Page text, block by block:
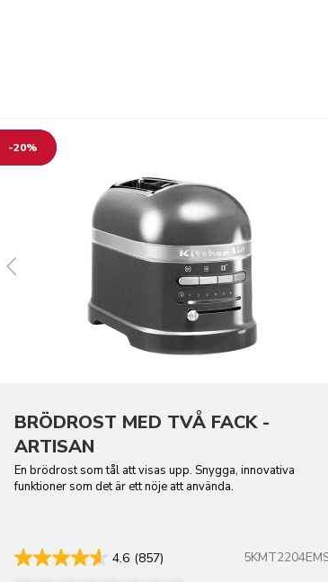
-20%
BRÖDROST MED TVÅ FACK -
ARTISAN
En brödrost som tål att visas upp. Snygga, innovativa
funktioner som det är ett nöje att använda.
4.6 (857)